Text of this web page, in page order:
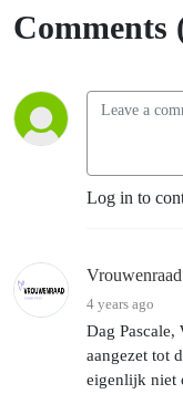
Comments
Log in to
Vrouwenraad
4 years ago
Dag Pascale,
aangezet tot
eigenlijk niet